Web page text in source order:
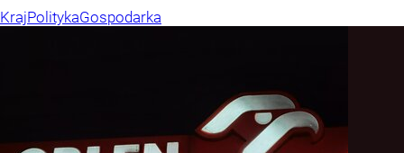
KrajPolitykaGospodarka